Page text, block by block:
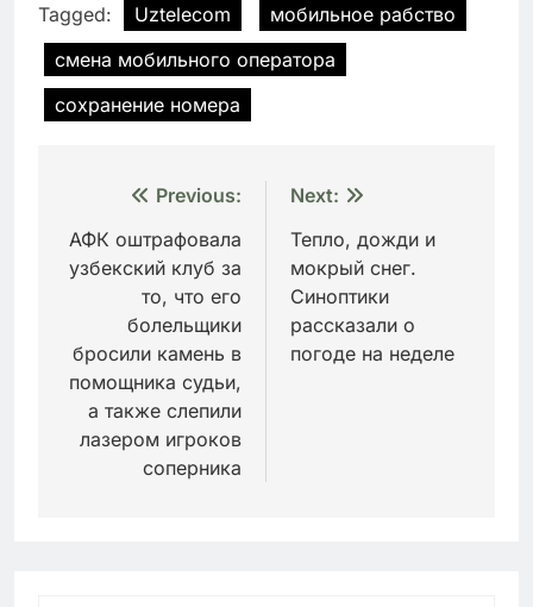
Tagged: Uztelecom
мобильное рабство
смена мобильного оператора
сохранение номера
Навигация
по
записям
Previous:
АФК оштрафовала
узбекский клуб за
то, что его
болельщики
бросили камень в
помощника судьи,
а также слепили
лазером игроков
соперника
Next:
Тепло, дожди и
мокрый снег.
Синоптики
рассказали о
погоде на неделе